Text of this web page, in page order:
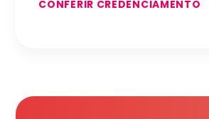
CONFERIR CREDENCIAMENTO